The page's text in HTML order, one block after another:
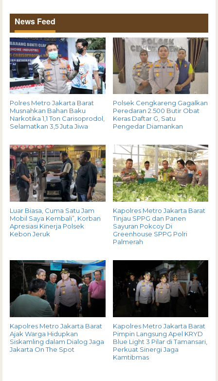
News Feed
Polres Metro Jakarta Barat
Musnahkan Bahan Baku
Narkotika 1,1 Ton Carisoprodol,
Selamatkan 3,5 Juta Jiwa
Polsek Cengkareng Gagalkan
Peredaran 2.500 Butir Obat
Keras Daftar G, Satu
Pengedar Diamankan
Luar Biasa, Cuma Satu Jam
Mobil Saya Kembali”, Korban
Apresiasi Kinerja Polsek
Kebon Jeruk
Kapolres Metro Jakarta Barat
Tinjau SPPG dan Panen
Sayuran Pokcoy Di
Greenhouse SPPG Polri
Palmerah
Kapolres Metro Jakarta Barat
Ajak Warga Hidupkan
Siskamling dalam Dialog Jaga
Jakarta On The Spot
Kapolres Metro Jakarta Barat
Pimpin Langsung Apel KRYD
Blue Light 3 Pilar di Tamansari,
Perkuat Sinergi Jaga
Kamtibmas